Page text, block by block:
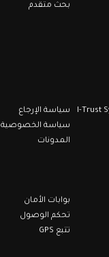
بحث متقدم
سياسة الإرجاع
سياسة الخصوصية
المدونات
بوابات الأمان
تحكم الوصول
تتبع GPS